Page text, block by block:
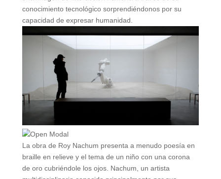
conocimiento tecnológico sorprendiéndonos por su
capacidad de expresar humanidad.
La obra de Roy Nachum presenta a menudo poesía en
braille en relieve y el tema de un niño con una corona
de oro cubriéndole los ojos. Nachum, un artista